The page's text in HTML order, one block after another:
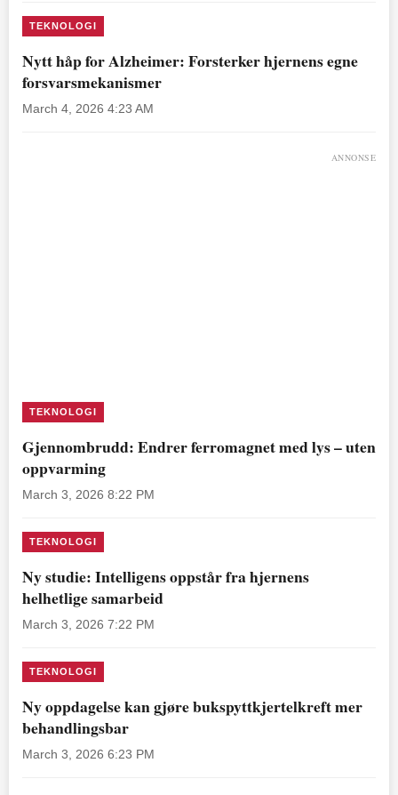
TEKNOLOGI
Nytt håp for Alzheimer: Forsterker hjernens egne
forsvarsmekanismer
March 4, 2026 4:23 AM
ANNONSE
TEKNOLOGI
Gjennombrudd: Endrer ferromagnet med lys – uten
oppvarming
March 3, 2026 8:22 PM
TEKNOLOGI
Ny studie: Intelligens oppstår fra hjernens
helhetlige samarbeid
March 3, 2026 7:22 PM
TEKNOLOGI
Ny oppdagelse kan gjøre bukspyttkjertelkreft mer
behandlingsbar
March 3, 2026 6:23 PM